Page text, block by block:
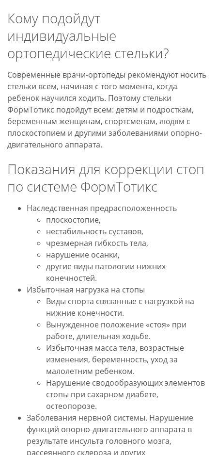
Кому подойдут
индивидуальные
ортопедические стельки?
Современные врачи-ортопеды рекомендуют носить
стельки всем, начиная с того момента, когда
ребенок научился ходить. Поэтому стельки
ФормТотикс подойдут всем: детям и подросткам,
беременным женщинам, спортсменам, людям с
плоскостопием и другими заболеваниями опорно-
двигательного аппарата.
Показания для коррекции стоп
по системе ФормТотикс
Наследственная предрасположенность
плоскостопие,
нестабильность суставов,
чрезмерная гибкость тела,
нарушение осанки,
другие виды патологии нижних
конечностей.
Избыточная нагрузка на стопы
Виды спорта связанные с нагрузкой на
нижние конечности.
Вынужденное положение «стоя» при
работе, длительная ходьбе.
Избыточная масса тела, возрастные
изменения, беременность, уход за
малолетним ребенком.
Нарушение сводообразующих элементов
стопы при сахарном диабете,
остеопорозе.
Заболевания нервной системы. Нарушение
функций опорно-двигательного аппарата в
результате инсульта головного мозга,
рассеянного склероза и других